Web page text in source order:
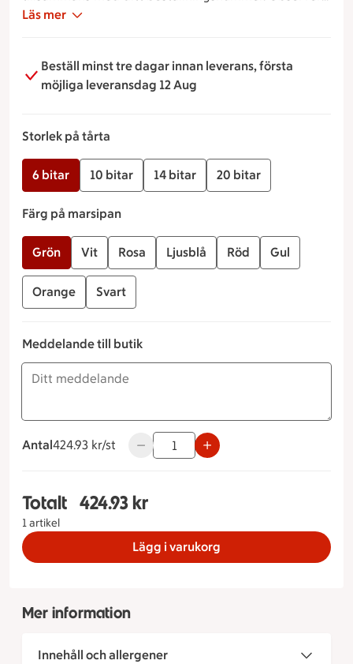
att vi inte redigerar bilder, utan skicka en fyrkantig
Läs mer
Beställ minst tre dagar innan leverans, första
möjliga leveransdag 12 Aug
Storlek på tårta
6 bitar 10 bitar 14 bitar 20 bitar
Färg på marsipan
Grön Vit Rosa Ljusblå Röd Gul
Orange Svart
Meddelande till butik
Antal
424.93 kronor styck
424.93 kr/st Använd knapparna för att minska
Totalt
1 artikel
Totalt 1 stycken Bildtårta Storlek på tårta 6
424.93 kr
Lägg i varukorg
Mer information
Innehåll och allergener